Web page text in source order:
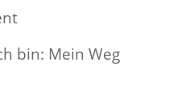
bin: Mein Weg